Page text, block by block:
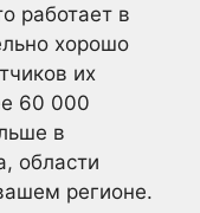
работает в
хорошо
их
60 000
в
области
регионе.